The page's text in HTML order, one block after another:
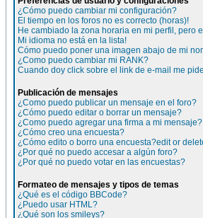
¿Cómo puedo cambiar mi configuración?
El tiempo en los foros no es correcto (horas)!
He cambiado la zona horaria en mi perfil, pero
Mi idioma no está en la lista!
Cómo puedo poner una imagen abajo de mi
¿Como puedo cambiar mi RANK?
Cuando doy click sobre el link de e-mail me
Publicación de mensajes
¿Como puedo publicar un mensaje en el foro?
¿Cómo puedo editar o borrar un mensaje?
¿Como puedo agregar una firma a mi mensaje?
¿Cómo creo una encuesta?
¿Cómo edito o borro una encuesta?edit or
¿Por qué no puedo accesar a algún foro?
¿Por qué no puedo votar en las encuestas?
Formateo de mensajes y tipos de temas
¿Qué es el código BBCode?
¿Puedo usar HTML?
¿Qué son los smileys?